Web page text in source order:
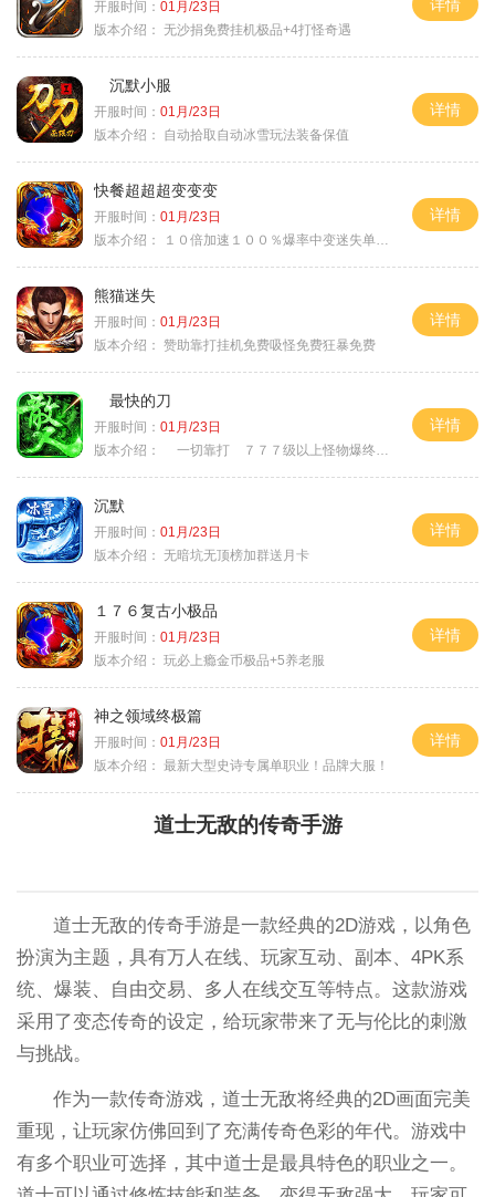
开服时间： 01月/23日
版本介绍： 无沙捐免费挂机极品+4打怪奇遇
详情
沉默小服
开服时间： 01月/23日
版本介绍：
自动拾取自动冰雪玩法装备保值
详情
快餐超超超变变变
开服时间： 01月/23日
版本介绍：
１０倍加速１００％爆率中变迷失单职业
详情
熊猫迷失
开服时间： 01月/23日
版本介绍： 赞助靠打挂机免费吸怪免费狂暴免费
详情
最快的刀
开服时间： 01月/23日
版本介绍：
一切靠打 ７７７级以上怪物爆终极
详情
沉默
开服时间： 01月/23日
版本介绍： 无暗坑无顶榜加群送月卡
详情
１７６复古小极品
开服时间： 01月/23日
版本介绍： 玩必上瘾金币极品+5养老服
详情
神之领域终极篇
开服时间： 01月/23日
版本介绍： 最新大型史诗专属单职业！品牌大服！
详情
道士无敌的传奇手游
道士无敌的传奇手游是一款经典的2D游戏，以角色
扮演为主题，具有万人在线、玩家互动、副本、4PK系
统、爆装、自由交易、多人在线交互等特点。这款游戏
采用了变态传奇的设定，给玩家带来了无与伦比的刺激
与挑战。
作为一款传奇游戏，道士无敌将经典的2D画面完美
重现，让玩家仿佛回到了充满传奇色彩的年代。游戏中
有多个职业可选择，其中道士是最具特色的职业之一。